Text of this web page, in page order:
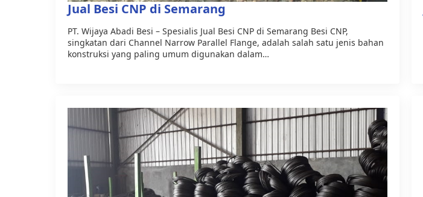
Jual Besi CNP di Semarang
PT. Wijaya Abadi Besi – Spesialis Jual Besi CNP di Semarang Besi CNP,
singkatan dari Channel Narrow Parallel Flange, adalah salah satu jenis bahan
konstruksi yang paling umum digunakan dalam…